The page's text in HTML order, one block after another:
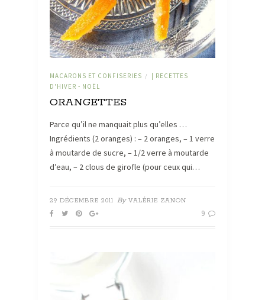
MACARONS ET CONFISERIES /
| RECETTES
D'HIVER - NOËL
ORANGETTES
Parce qu’il ne manquait plus qu’elles …
Ingrédients (2 oranges) : – 2 oranges, – 1 verre
à moutarde de sucre, – 1/2 verre à moutarde
d’eau, – 2 clous de girofle (pour ceux qui…
29 DÉCEMBRE 2011 By VALÉRIE ZANON
9